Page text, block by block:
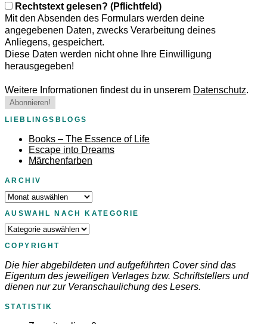
Rechtstext gelesen? (Pflichtfeld)
Mit den Absenden des Formulars werden deine
angegebenen Daten, zwecks Verarbeitung deines
Anliegens, gespeichert.
Diese Daten werden nicht ohne Ihre Einwilligung
herausgegeben!
Weitere Informationen findest du in unserem Datenschutz.
LIEBLINGSBLOGS
Books – The Essence of Life
Escape into Dreams
Märchenfarben
ARCHIV
Archiv
AUSWAHL NACH KATEGORIE
Auswahl
Kategorie
COPYRIGHT
Die hier abgebildeten und aufgeführten Cover sind das
Eigentum des jeweiligen Verlages bzw. Schriftstellers und
dienen nur zur Veranschaulichung des Lesers.
STATISTIK